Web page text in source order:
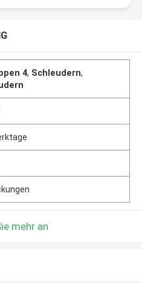
4, Schleudern,
mehr an